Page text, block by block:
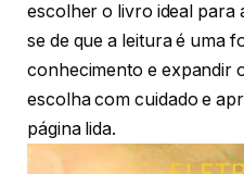
escolher o livro ideal para
se de que a leitura é uma
conhecimento e expandir
escolha com cuidado e
página lida.